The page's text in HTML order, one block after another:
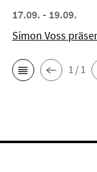
17.09. - 19.09.
Simon Voss
1 / 1